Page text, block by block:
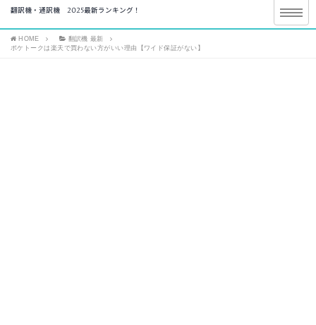
翻訳機・通訳機 2025最新ランキング！
HOME
翻訳機 最新
ポケトークは楽天で買わない方がいい理由【ワイド保証がない】